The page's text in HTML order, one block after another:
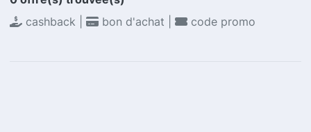
cashback |
bon d'achat | code promo